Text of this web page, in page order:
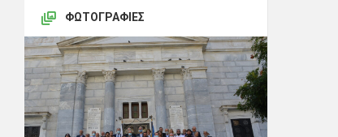
ΦΩΤΟΓΡΑΦΊΕΣ